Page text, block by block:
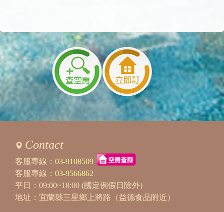
Contact
客服專線： 03-9108509
客服專線： 03-9566862
平日：09:00~18:00 (國定例假日除外)
地址：宜蘭縣三星鄉上將路（益德食品附近）